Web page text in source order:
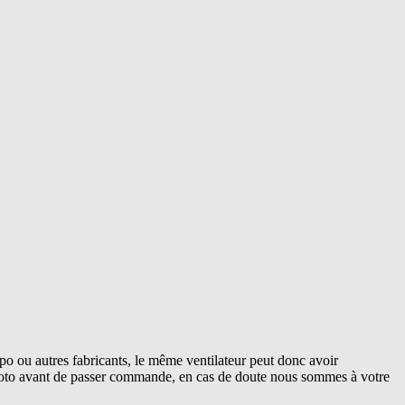
ou autres fabricants, le même ventilateur peut donc avoir
de passer commande, en cas de doute nous sommes à votre